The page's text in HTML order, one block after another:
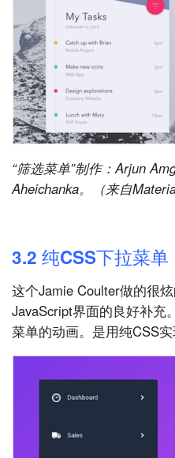
“筛选菜单”制作：Arjun
Aheichanka。（来自
3.2 纯CSS下拉菜单
这个Jamie Coulter做的很
JavaScript界面的良好补充
菜单的动画。是用纯CSS实